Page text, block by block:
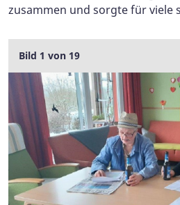
zusammen und sorgte für viele
Galerie
Bild 1 von 19